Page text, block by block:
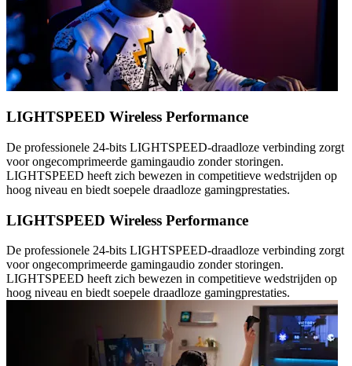
LIGHTSPEED Wireless Performance
De professionele 24-bits LIGHTSPEED-draadloze verbinding zorgt
voor ongecomprimeerde gamingaudio zonder storingen.
LIGHTSPEED heeft zich bewezen in competitieve wedstrijden op
hoog niveau en biedt soepele draadloze gamingprestaties.
LIGHTSPEED Wireless Performance
De professionele 24-bits LIGHTSPEED-draadloze verbinding zorgt
voor ongecomprimeerde gamingaudio zonder storingen.
LIGHTSPEED heeft zich bewezen in competitieve wedstrijden op
hoog niveau en biedt soepele draadloze gamingprestaties.